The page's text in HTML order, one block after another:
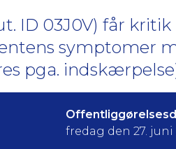
ID 03J0V) får
symptomer
pga.
fredag den 27. juni